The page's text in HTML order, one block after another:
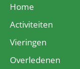
Home
Activiteiten
Vieringen
Overledenen